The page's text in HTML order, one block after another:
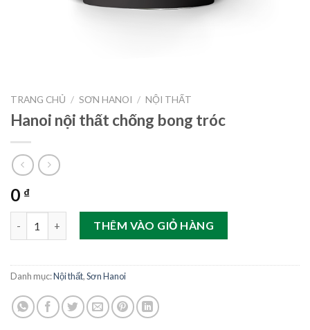
TRANG CHỦ / SƠN HANOI / NỘI THẤT
Hanoi nội thất chống bong tróc
0 ₫
Hanoi nội thất chống bong tróc số lượng
THÊM VÀO GIỎ HÀNG
Danh mục:Nội thất,Sơn Hanoi